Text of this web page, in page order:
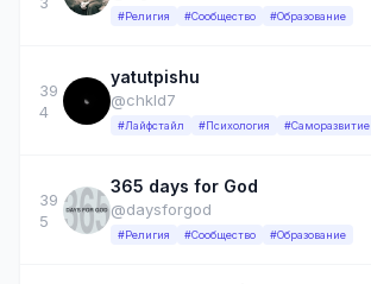
#Религия #Сообщество #Образование
39
4
yatutpishu
@chkld7
#Лайфстайл #Психология #Саморазвитие
39
5
365 days for God
@daysforgod
#Религия #Сообщество #Образование